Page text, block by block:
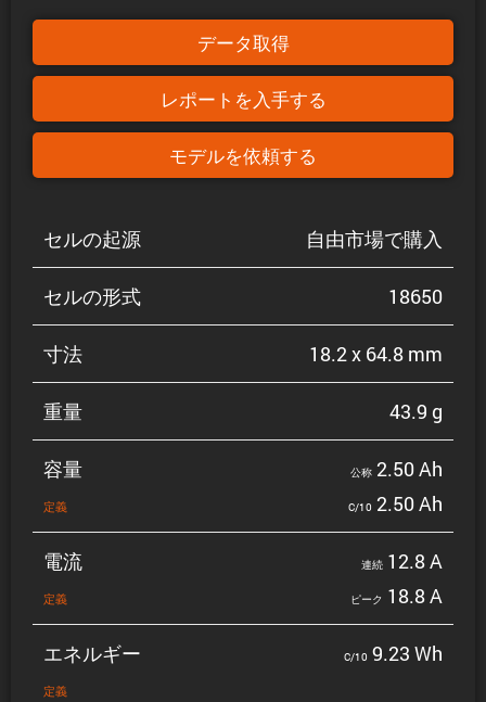
データ取得
レポートを入手する
モデルを依頼する
セルの起源 自由市場で購入
セルの形式 18650
寸法 18.2 x 64.8 mm
重量 43.9 g
容量
定義
公称 2.50 Ah
C/10 2.50 Ah
電流
定義
連続 12.8 A
ピーク 18.8 A
エネルギー
定義
C/10 9.23 Wh